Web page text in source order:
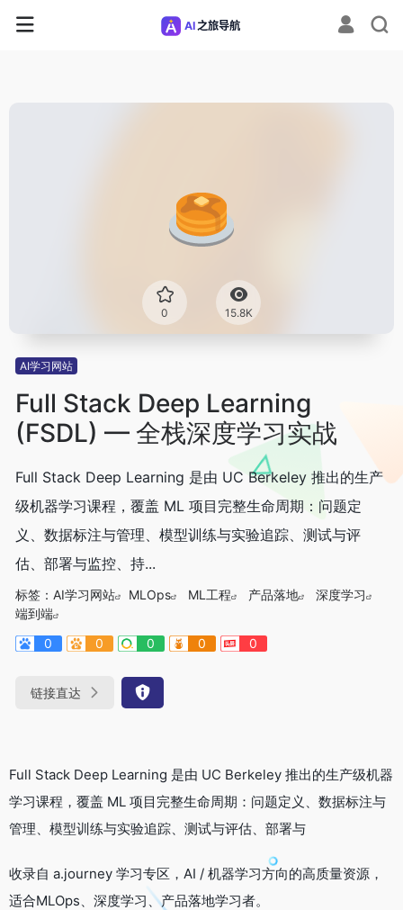
0 15.8K
AI学习网站
Full Stack Deep Learning
(FSDL) — 全栈深度学习实战
Full Stack Deep Learning 是由 UC Berkeley 推出的生产
级机器学习课程，覆盖 ML 项目完整生命周期：问题定
义、数据标注与管理、模型训练与实验追踪、测试与评
估、部署与监控、持...
标签： AI学习网站 MLOps ML工程 产品落地
深度学习
端到端
0
0 0 0 0
链接直达
Full Stack Deep Learning 是由 UC Berkeley 推出的生产级机器
学习课程，覆盖 ML 项目完整生命周期：问题定义、数据标注与
管理、模型训练与实验追踪、测试与评估、部署与
收录自 a.journey 学习专区，AI / 机器学习方向的高质量资源，
适合MLOps、深度学习、产品落地学习者。